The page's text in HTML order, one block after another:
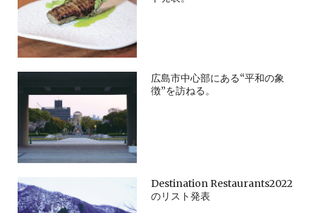
広島市中心部にある“平和の象
徴”を訪ねる。
Destination Restaurants2022
のリスト発表